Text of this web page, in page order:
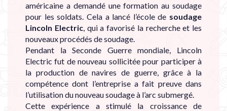
américaine a demandé une formation au soudage
pour les soldats. Cela a lancé l’école de soudage
Lincoln Electric, qui a favorisé la recherche et les
nouveaux procédés de soudage.
Pendant la Seconde Guerre mondiale, Lincoln
Electric fut de nouveau sollicitée pour participer à
la production de navires de guerre, grâce à la
compétence dont l’entreprise a fait preuve dans
l’utilisation du nouveau soudage à l’arc submergé.
Cette expérience a stimulé la croissance de